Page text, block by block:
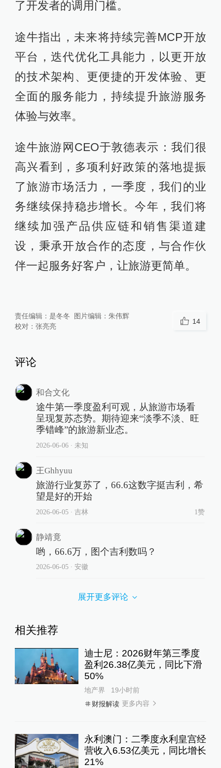
了开发者的调用门槛。
途牛指出，未来将持续完善MCP开放
平台，迭代优化工具能力，以更开放
的技术架构、更便捷的开发体验、更
全面的服务能力，持续提升旅游服务
体验与效率。
途牛旅游网CEO于敦德表示：我们很
高兴看到，多项利好政策的落地提振
了旅游市场活力，一季度，我们的业
务继续保持稳步增长。今年，我们将
继续加强产品供应链和销售渠道建
设，秉承开放合作的态度，与合作伙
伴一起服务好客户，让旅游更简单。
责任编辑： 是冬冬 图片编辑： 朱伟辉
校对： 张亮亮
14
评论
和合文化
途牛第一季度盈利可观，从旅游市场看
呈现复苏态势。期待迎来“淡季不淡、旺
季错峰”的旅游新业态。
2026-06-06∙ 未知
王Ghhyuu
旅游行业复苏了，66.6这数字挺吉利，希
望是好的开始
2026-06-05∙ 吉林 1赞
静靖竟
哟，66.6万，图个吉利数吗？
2026-06-05∙ 安徽
展开更多评论
相关推荐
迪士尼：2026财年第三季度
盈利26.38亿美元，同比下滑
50%
地产界
19小时前
财报解读 更多内容
永利澳门：二季度永利皇宫经
营收入6.53亿美元，同比增长
21%